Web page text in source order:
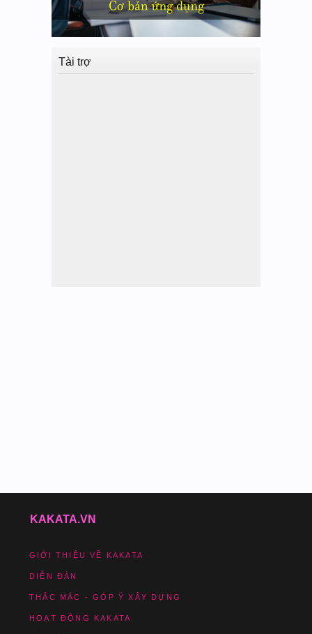
Tài trợ
KAKATA.VN
GIỚI THIỆU VỀ KAKATA
DIỄN ĐÀN
THẮC MẮC - GÓP Ý XÂY DỰNG
HOẠT ĐỘNG KAKATA